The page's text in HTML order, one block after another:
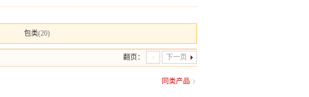
包类(20)
翻页： 下一页
同类产品